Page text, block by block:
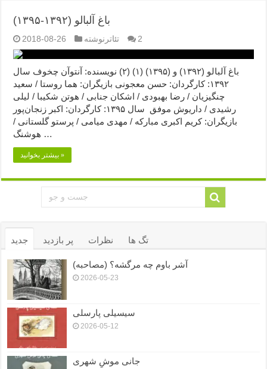
باغ آلبالو (۱۳۹۲-۱۳۹۵)
2018-08-26 تئاترنوشته 2
باغ آلبالو (۱۳۹۲) و (۱۳۹۵) (۱) (۲) نویسنده: آنتوآن چخوف سال
۱۳۹۲: کارگردان: حسن معجونی بازیگران: هما روستا / سعید
چنگیزیان / رضا بهبودی / اشکان جنابی / هوتن شکیبا / لیلی
رشیدی / داریوش موفق سال ۱۳۹۵: کارگردان: اکبر زنجان‌پور
بازیگران: کریم اکبری مبارکه / مهدی میامی / پرستو گلستانی /
هوشنگ …
بیشتر بخوانید »
جدید پر بازدید نظرات تگ ها
آشر باوم چه مرگشه؟ (مصاحبه)
2026-05-23
سیسیلی پارسلی
2026-05-12
جانی موشِ شهری